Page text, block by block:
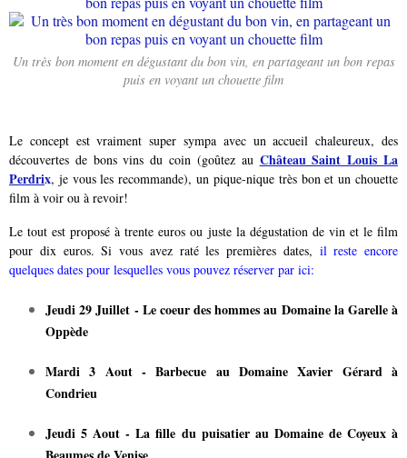
Un très bon moment en dégustant du bon vin, en partageant un bon repas
puis en voyant un chouette film
Le concept est vraiment super sympa avec un accueil chaleureux, des
découvertes de bons vins du coin (goûtez au Château Saint Louis La
Perdrix, je vous les recommande), un pique-nique très bon et un chouette
film à voir ou à revoir!
Le tout est proposé à trente euros ou juste la dégustation de vin et le film
pour dix euros. Si vous avez raté les premières dates, il reste encore
quelques dates pour lesquelles vous pouvez réserver par ici:
Jeudi 29 Juillet - Le coeur des hommes au Domaine la Garelle à
Oppède
Mardi 3 Aout - Barbecue au Domaine Xavier Gérard à
Condrieu
Jeudi 5 Aout - La fille du puisatier au Domaine de Coyeux à